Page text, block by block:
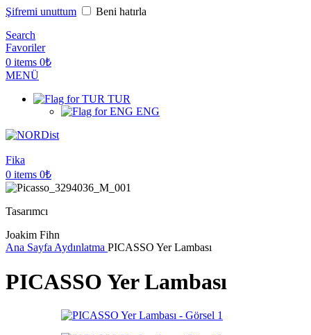
Şifremi unuttum
Beni hatırla
Search
Favoriler
0 items 0₺
MENÜ
TUR
ENG
Fika
0 items 0₺
Tasarımcı
Joakim Fihn
Ana Sayfa Aydınlatma PICASSO Yer Lambası
PICASSO Yer Lambası